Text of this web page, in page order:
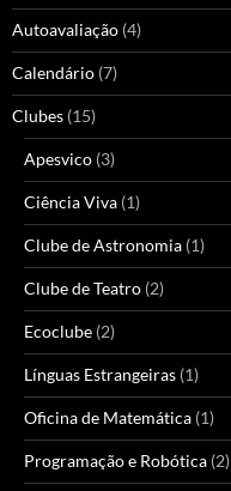
Autoavaliação (4)
Calendário (7)
Clubes (15)
Apesvico (3)
Ciência Viva (1)
Clube de Astronomia (1)
Clube de Teatro (2)
Ecoclube (2)
Línguas Estrangeiras (1)
Oficina de Matemática (1)
Programação e Robótica (2)